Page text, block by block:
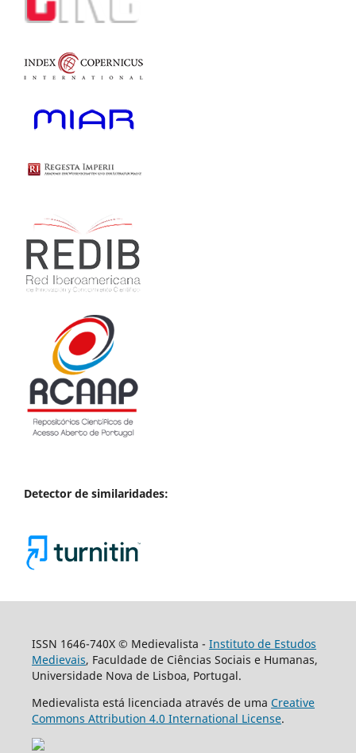
Detector de similaridades:
ISSN 1646-740X © Medievalista - Instituto de Estudos
Medievais, Faculdade de Ciências Sociais e Humanas,
Universidade Nova de Lisboa, Portugal.
Medievalista está licenciada através de uma Creative
Commons Attribution 4.0 International License.